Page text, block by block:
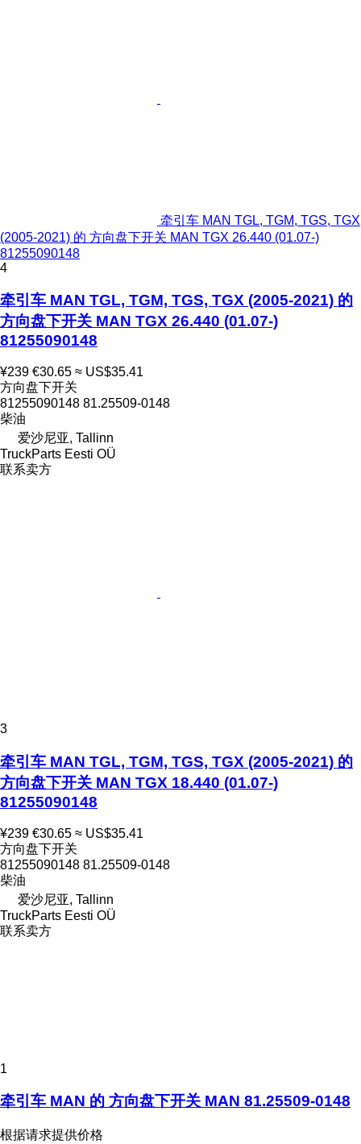
牵引车 MAN TGL, TGM, TGS, TGX
(2005-2021) 的 方向盘下开关 MAN TGX 26.440 (01.07-)
81255090148
4
牵引车 MAN TGL, TGM, TGS, TGX (2005-2021) 的
方向盘下开关 MAN TGX 26.440 (01.07-)
81255090148
¥239 €30.65 ≈ US$35.41
方向盘下开关
81255090148 81.25509-0148
柴油
爱沙尼亚, Tallinn
TruckParts Eesti OÜ
联系卖方
3
牵引车 MAN TGL, TGM, TGS, TGX (2005-2021) 的
方向盘下开关 MAN TGX 18.440 (01.07-)
81255090148
¥239 €30.65 ≈ US$35.41
方向盘下开关
81255090148 81.25509-0148
柴油
爱沙尼亚, Tallinn
TruckParts Eesti OÜ
联系卖方
1
牵引车 MAN 的 方向盘下开关 MAN 81.25509-0148
根据请求提供价格